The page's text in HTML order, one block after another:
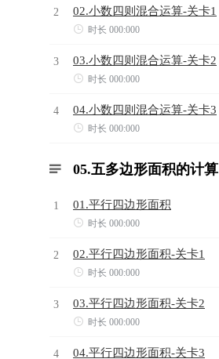
2 02.小数四则混合运算-关卡1
 时长 000:000
3 03.小数四则混合运算-关卡2
 时长 000:000
4 04.小数四则混合运算-关卡3
 时长 000:000
 05.五多边形面积的计算
1 01.平行四边形面积
 时长 000:000
2 02.平行四边形面积-关卡1
 时长 000:000
3 03.平行四边形面积-关卡2
 时长 000:000
4 04.平行四边形面积-关卡3